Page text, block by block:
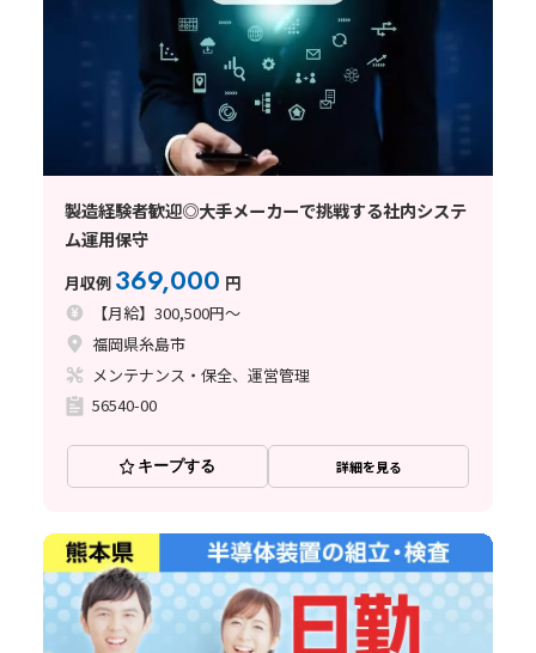
製造経験者歓迎◎大手メーカーで挑戦する社内システ
ム運用保守
月収例 369,000 円
【月給】300,500円～
福岡県糸島市
メンテナンス・保全、運営管理
56540-00
キープする 詳細を見る